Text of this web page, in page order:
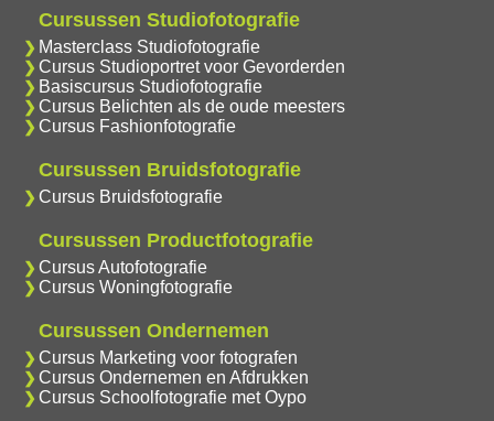
Cursussen Studiofotografie
Masterclass Studiofotografie
Cursus Studioportret voor Gevorderden
Basiscursus Studiofotografie
Cursus Belichten als de oude meesters
Cursus Fashionfotografie
Cursussen Bruidsfotografie
Cursus Bruidsfotografie
Cursussen Productfotografie
Cursus Autofotografie
Cursus Woningfotografie
Cursussen Ondernemen
Cursus Marketing voor fotografen
Cursus Ondernemen en Afdrukken
Cursus Schoolfotografie met Oypo